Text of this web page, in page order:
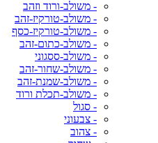
- משולב-ורוד וזהב
- משולב-טורקיז-זהב
- משולב-טורקיז-כסף
- משולב-כתום-זהב
- משולב-ססגוני
- משולב-שחור-זהב
- משולב-שמנת-זהב
- משולב-תכלת ורוד
- סגול
- צבעוני
- צהוב